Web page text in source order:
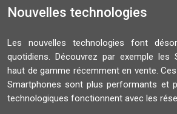
Nouvelles technologies
Les nouvelles technologies font
quotidiens. Découvrez par exemple les
haut de gamme récemment en vente.
Smartphones sont plus performants et
technologiques fonctionnent avec les